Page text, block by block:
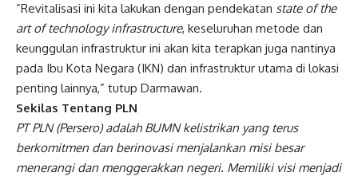
”Revitalisasi ini kita lakukan dengan pendekatan state of the
art of technology infrastructure, keseluruhan metode dan
keunggulan infrastruktur ini akan kita terapkan juga nantinya
pada Ibu Kota Negara (IKN) dan infrastruktur utama di lokasi
penting lainnya,” tutup Darmawan.
Sekilas Tentang PLN
PT PLN (Persero) adalah BUMN kelistrikan yang terus
berkomitmen dan berinovasi menjalankan misi besar
menerangi dan menggerakkan negeri. Memiliki visi menjadi